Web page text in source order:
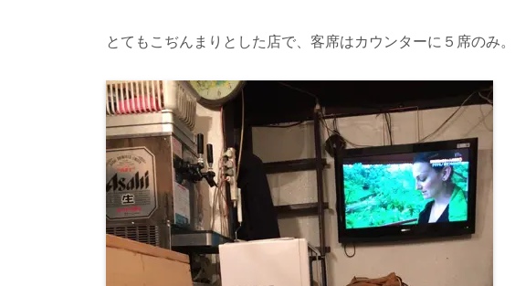
とてもこぢんまりとした店で、客席はカウンターに５席のみ。